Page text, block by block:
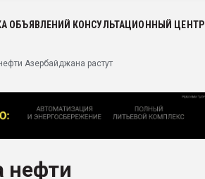
ОБЪЯВЛЕНИЙ КОНСУЛЬТАЦИОННЫЙ ЦЕНТР
Азербайджана растут
нефти